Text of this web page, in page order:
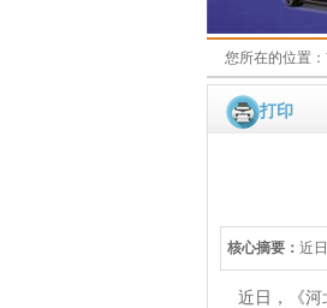
您所在的位置：
打印
核心摘要： 近
近日，《河